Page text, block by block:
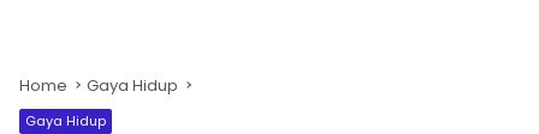
Home Gaya Hidup
Gaya Hidup